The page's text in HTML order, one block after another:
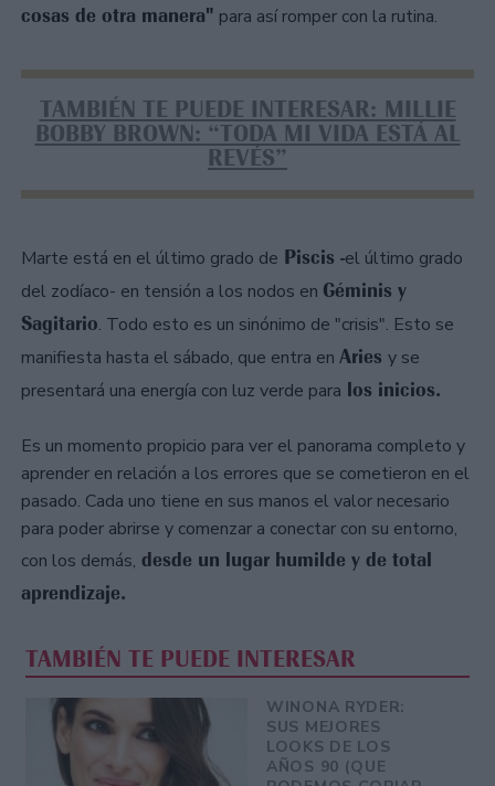
cosas de otra manera" para así romper con la rutina.
TAMBIÉN TE PUEDE INTERESAR: MILLIE
BOBBY BROWN: “TODA MI VIDA ESTÁ AL
REVÉS”
Marte está en el último grado de Piscis -el último grado
del zodíaco- en tensión a los nodos en Géminis y
Sagitario. Todo esto es un sinónimo de "crisis". Esto se
manifiesta hasta el sábado, que entra en Aries y se
presentará una energía con luz verde para los inicios.
Es un momento propicio para ver el panorama completo y
aprender en relación a los errores que se cometieron en el
pasado. Cada uno tiene en sus manos el valor necesario
para poder abrirse y comenzar a conectar con su entorno,
con los demás, desde un lugar humilde y de total
aprendizaje.
TAMBIÉN TE PUEDE INTERESAR
WINONA RYDER:
SUS MEJORES
LOOKS DE LOS
AÑOS 90 (QUE